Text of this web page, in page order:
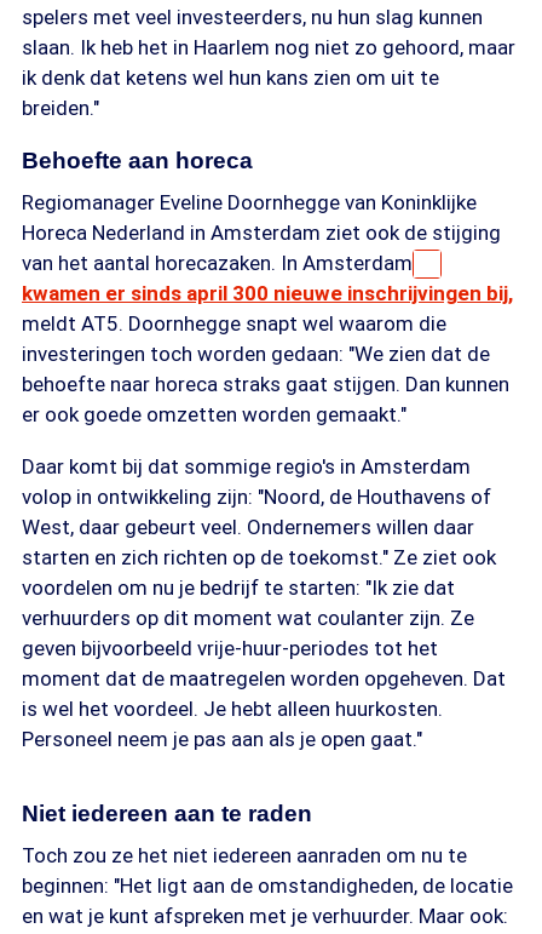
spelers met veel investeerders, nu hun slag kunnen
slaan. Ik heb het in Haarlem nog niet zo gehoord, maar
ik denk dat ketens wel hun kans zien om uit te
breiden."
Behoefte aan horeca
Regiomanager Eveline Doornhegge van Koninklijke
Horeca Nederland in Amsterdam ziet ook de stijging
van het aantal horecazaken. In Amsterdam
kwamen er sinds april 300 nieuwe inschrijvingen bij,
meldt AT5. Doornhegge snapt wel waarom die
investeringen toch worden gedaan: "We zien dat de
behoefte naar horeca straks gaat stijgen. Dan kunnen
er ook goede omzetten worden gemaakt."
Daar komt bij dat sommige regio's in Amsterdam
volop in ontwikkeling zijn: "Noord, de Houthavens of
West, daar gebeurt veel. Ondernemers willen daar
starten en zich richten op de toekomst." Ze ziet ook
voordelen om nu je bedrijf te starten: "Ik zie dat
verhuurders op dit moment wat coulanter zijn. Ze
geven bijvoorbeeld vrije-huur-periodes tot het
moment dat de maatregelen worden opgeheven. Dat
is wel het voordeel. Je hebt alleen huurkosten.
Personeel neem je pas aan als je open gaat."
Niet iedereen aan te raden
Toch zou ze het niet iedereen aanraden om nu te
beginnen: "Het ligt aan de omstandigheden, de locatie
en wat je kunt afspreken met je verhuurder. Maar ook: